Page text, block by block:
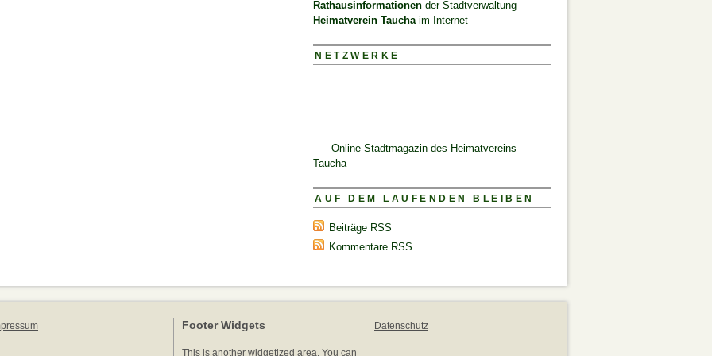
Rathausinformationen der Stadtverwaltung
Heimatverein Tauchaim Internet
NETZWERKE
Online-Stadtmagazin des Heimatvereins
Taucha
AUF DEM LAUFENDEN BLEIBEN
Beiträge RSS
Kommentare RSS
Footer Widgets
This is another widgetized area. You can
Datenschutz